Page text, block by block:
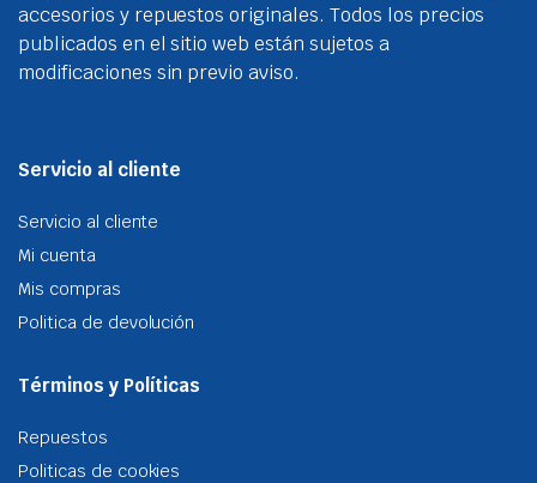
accesorios y repuestos originales. Todos los precios
publicados en el sitio web están sujetos a
modificaciones sin previo aviso.
Servicio al cliente
Servicio al cliente
Mi cuenta
Mis compras
Politica de devolución
Términos y Políticas
Repuestos
Politicas de cookies